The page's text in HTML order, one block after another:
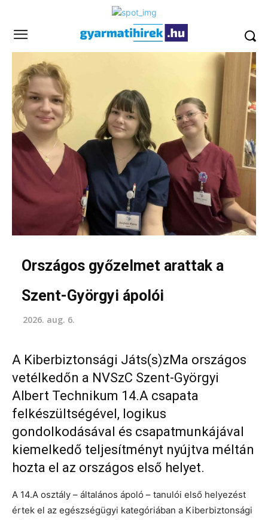
Országos győzelmet arattak a
Szent-Györgyi ápolói
2026. aug. 6.
A Kiberbiztonsági Játs(s)zMa országos
vetélkedőn a NVSzC Szent-Györgyi
Albert Technikum 14.A csapata
felkészültségével, logikus
gondolkodásával és csapatmunkájával
kiemelkedő teljesítményt nyújtva méltán
hozta el az országos első helyet.
A 14.A osztály – általános ápoló – tanulói első helyezést
értek el az egészségügyi kategóriában a Kiberbiztonsági